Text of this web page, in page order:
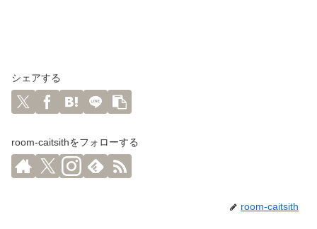
シェアする
room-caitsithをフォローする
room-caitsith